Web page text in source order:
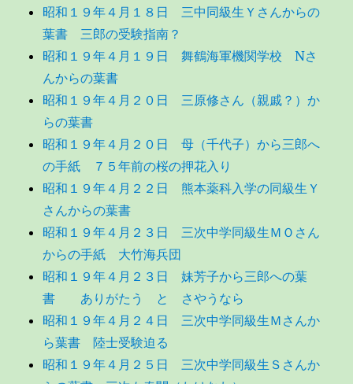
昭和１９年４月１８日 三中同級生Ｙさんからの
葉書 三郎の受験指南？
昭和１９年４月１９日 舞鶴海軍機関学校 Nさ
んからの葉書
昭和１９年４月２０日 三原修さん（親戚？）か
らの葉書
昭和１９年４月２０日 母（千代子）から三郎へ
の手紙 ７５年前の桜の押花入り
昭和１９年４月２２日 熊本薬科入学の同級生Ｙ
さんからの葉書
昭和１９年４月２３日 三次中学同級生ＭＯさん
からの手紙 大竹海兵団
昭和１９年４月２３日 妹芳子から三郎への葉
書 ありがたう と さやうなら
昭和１９年４月２４日 三次中学同級生Ｍさんか
ら葉書 陸士受験迫る
昭和１９年４月２５日 三次中学同級生Ｓさんか